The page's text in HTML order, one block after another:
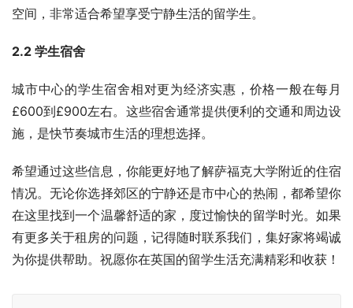
空间，非常适合希望享受宁静生活的留学生。
2.2 学生宿舍
城市中心的学生宿舍相对更为经济实惠，价格一般在每月
£600到£900左右。这些宿舍通常提供便利的交通和周边设
施，是快节奏城市生活的理想选择。
希望通过这些信息，你能更好地了解萨福克大学附近的住宿
情况。无论你选择郊区的宁静还是市中心的热闹，都希望你
在这里找到一个温馨舒适的家，度过愉快的留学时光。如果
有更多关于租房的问题，记得随时联系我们，集好家将竭诚
为你提供帮助。祝愿你在英国的留学生活充满精彩和收获！